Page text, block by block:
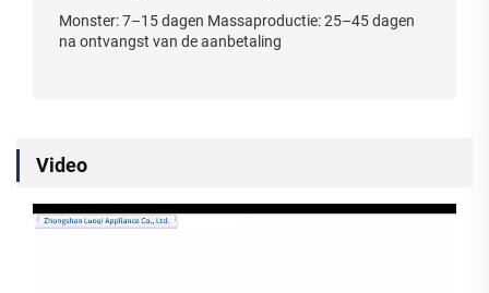
Monster: 7–15 dagen Massaproductie: 25–45 dagen
na ontvangst van de aanbetaling
Video